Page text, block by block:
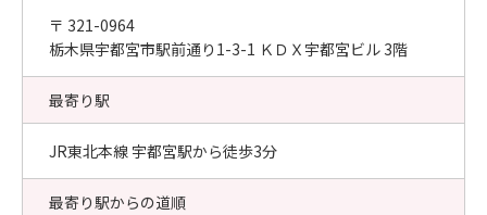
〒 321-0964
栃木県宇都宮市駅前通り1-3-1 ＫＤＸ宇都宮ビル 3階
最寄り駅
JR東北本線 宇都宮駅から徒歩3分
最寄り駅からの道順